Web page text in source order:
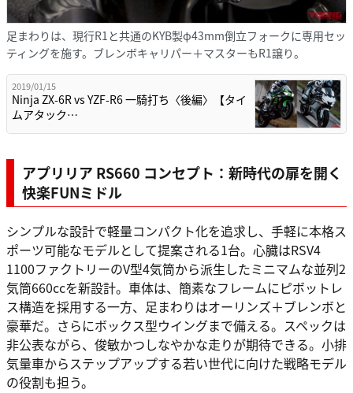
足まわりは、現行R1と共通のKYB製φ43mm倒立フォークに専用セッ
ティングを施す。ブレンボキャリパー＋マスターもR1譲り。
2019/01/15
Ninja ZX-6R vs YZF-R6 一騎打ち〈後編〉【タイ
ムアタック…
アプリリア RS660 コンセプト：新時代の扉を開く
快楽FUNミドル
シンプルな設計で軽量コンパクト化を追求し、手軽に本格ス
ポーツ可能なモデルとして提案される1台。心臓はRSV4
1100ファクトリーのV型4気筒から派生したミニマムな並列2
気筒660ccを新設計。車体は、簡素なフレームにピボットレ
ス構造を採用する一方、足まわりはオーリンズ＋ブレンボと
豪華だ。さらにボックス型ウイングまで備える。スペックは
非公表ながら、俊敏かつしなやかな走りが期待できる。小排
気量車からステップアップする若い世代に向けた戦略モデル
の役割も担う。